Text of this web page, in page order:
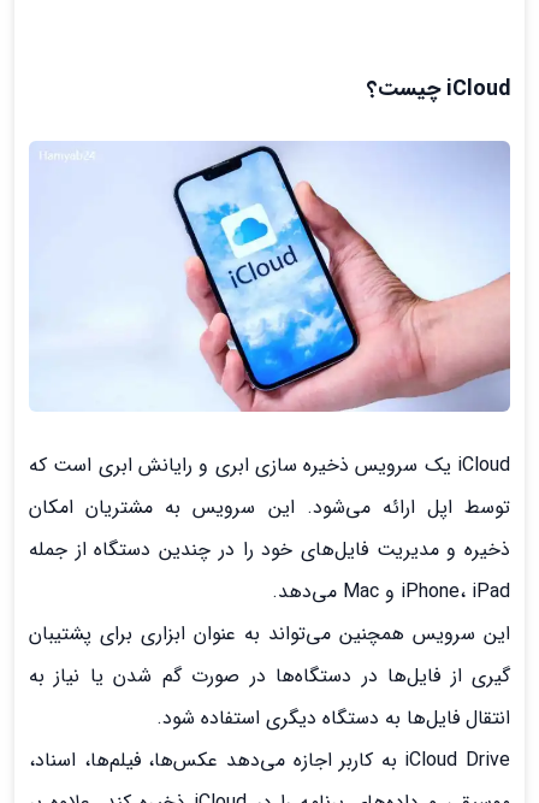
iCloud چیست؟
iCloud یک سرویس ذخیره سازی ابری و رایانش ابری است که
توسط اپل ارائه می‌شود. این سرویس به مشتریان امکان
ذخیره و مدیریت فایل‌های خود را در چندین دستگاه از جمله
iPhone، iPad و Mac می‌دهد.
این سرویس همچنین می‌تواند به عنوان ابزاری برای پشتیبان
گیری از فایل‌ها در دستگاه‌ها در صورت گم شدن یا نیاز به
انتقال فایل‌ها به دستگاه دیگری استفاده شود.
iCloud Drive به کاربر اجازه می‌دهد عکس‌ها، فیلم‌ها، اسناد،